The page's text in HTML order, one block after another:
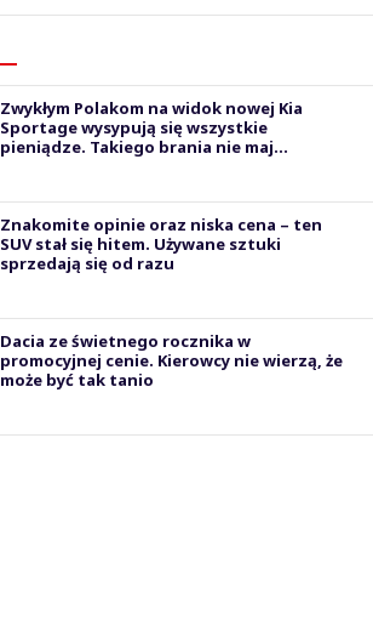
Zwykłym Polakom na widok nowej Kia
Sportage wysypują się wszystkie
pieniądze. Takiego brania nie maj...
Znakomite opinie oraz niska cena – ten
SUV stał się hitem. Używane sztuki
sprzedają się od razu
Dacia ze świetnego rocznika w
promocyjnej cenie. Kierowcy nie wierzą, że
może być tak tanio